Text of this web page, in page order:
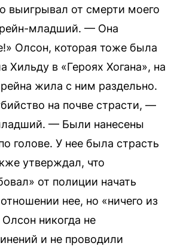
выигрывал от смерти моего
младший. — Она
Олсон, которая тоже была
Хильду в «Героях Хогана», на
жила с ним раздельно.
на почве страсти, —
— Были нанесены
голове. У нее была страсть
утверждал, что
от полиции начать
нее, но «ничего из
никогда не
и не проводили